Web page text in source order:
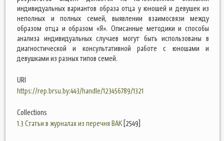
индивидуальных вариантов образа отца у юношей и девушек из
неполных и полных семей, выявлении взаимосвязи между
образом отца и образом «Я». Описанные методики и способы
анализа индивидуальных случаев могут быть использованы в
диагностической и консультативной работе с юношами и
девушками из разных типов семей.
URI
https://rep.brsu.by:443/handle/123456789/1321
Collections
1.3 Статьи в журналах из перечня ВАК [2549]